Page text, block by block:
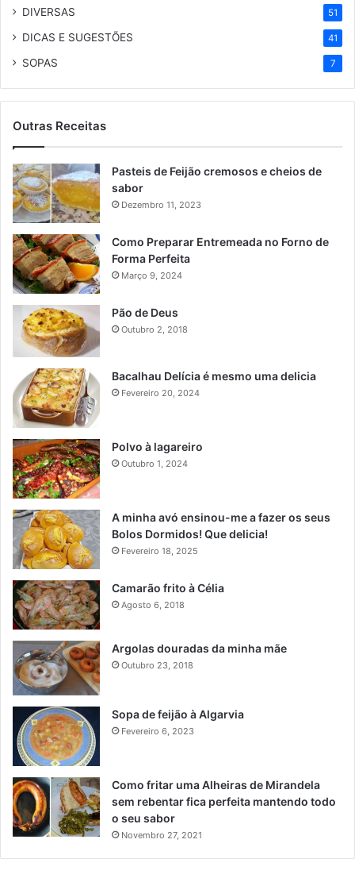
DIVERSAS 51
DICAS E SUGESTÕES 41
SOPAS 7
Outras Receitas
Pasteis de Feijão cremosos e cheios de
sabor
Dezembro 11, 2023
Como Preparar Entremeada no Forno de
Forma Perfeita
Março 9, 2024
Pão de Deus
Outubro 2, 2018
Bacalhau Delícia é mesmo uma delicia
Fevereiro 20, 2024
Polvo à lagareiro
Outubro 1, 2024
A minha avó ensinou-me a fazer os seus
Bolos Dormidos! Que delicia!
Fevereiro 18, 2025
Camarão frito à Célia
Agosto 6, 2018
Argolas douradas da minha mãe
Outubro 23, 2018
Sopa de feijão à Algarvia
Fevereiro 6, 2023
Como fritar uma Alheiras de Mirandela
sem rebentar fica perfeita mantendo todo
o seu sabor
Novembro 27, 2021